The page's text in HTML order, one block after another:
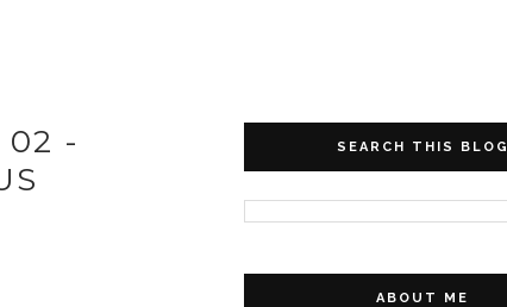
02 -
SEARCH THIS BLOG
ABOUT ME